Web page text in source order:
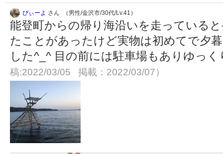
ぴぃーよ さん （男性/金沢市/30代/Lv.41）
能登町からの帰り海沿いを走っている
たことがあったけど実物は初めてで夕
した^_^ 目の前には駐車場もありゆっ
稿:2022/03/05 掲載：2022/03/07）